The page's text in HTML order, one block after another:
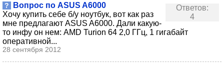
Ответов:
4
?
Вопрос по ASUS A6000
Хочу купить себе б/у ноутбук, вот как раз
мне предлагают ASUS A6000. Дали какую-
то инфу он нем: AMD Turion 64 2,0 ГГц, 1 гигабайт
оперативной...
28 сентября 2012